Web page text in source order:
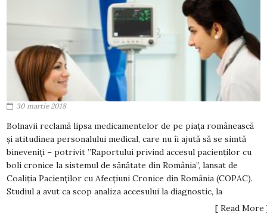
30 martie 2018
Bolnavii reclamă lipsa medicamentelor de pe piața românească
și atitudinea personalului medical, care nu îi ajută să se simtă
bineveniți – potrivit ”Raportului privind accesul pacienților cu
boli cronice la sistemul de sănătate din România”, lansat de
Coaliția Pacienților cu Afecțiuni Cronice din România (COPAC).
Studiul a avut ca scop analiza accesului la diagnostic, la
[ Read More